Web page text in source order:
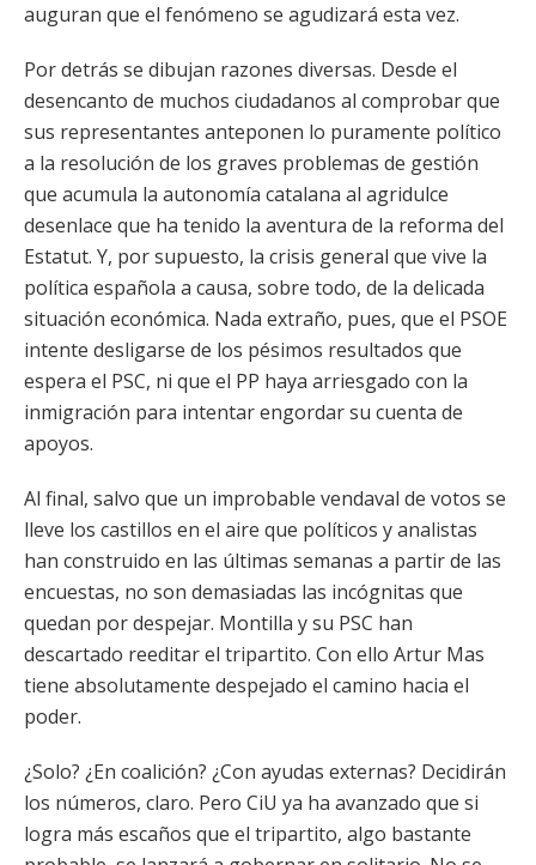
auguran que el fenómeno se agudizará esta vez.
Por detrás se dibujan razones diversas. Desde el
desencanto de muchos ciudadanos al comprobar que
sus representantes anteponen lo puramente político
a la resolución de los graves problemas de gestión
que acumula la autonomía catalana al agridulce
desenlace que ha tenido la aventura de la reforma del
Estatut. Y, por supuesto, la crisis general que vive la
política española a causa, sobre todo, de la delicada
situación económica. Nada extraño, pues, que el PSOE
intente desligarse de los pésimos resultados que
espera el PSC, ni que el PP haya arriesgado con la
inmigración para intentar engordar su cuenta de
apoyos.
Al final, salvo que un improbable vendaval de votos se
lleve los castillos en el aire que políticos y analistas
han construido en las últimas semanas a partir de las
encuestas, no son demasiadas las incógnitas que
quedan por despejar. Montilla y su PSC han
descartado reeditar el tripartito. Con ello Artur Mas
tiene absolutamente despejado el camino hacia el
poder.
¿Solo? ¿En coalición? ¿Con ayudas externas? Decidirán
los números, claro. Pero CiU ya ha avanzado que si
logra más escaños que el tripartito, algo bastante